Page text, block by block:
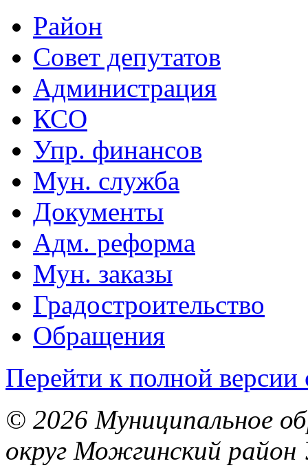
Район
Совет депутатов
Администрация
КСО
Упр. финансов
Мун. служба
Документы
Адм. реформа
Мун. заказы
Градостроительство
Обращения
Перейти к полной версии
© 2026 Муниципальное
округ Можгинский район